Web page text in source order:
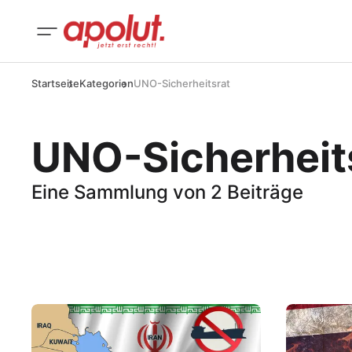
StartseiteKategorienUNO-Sicherheitsrat
UNO-
Eine Sammlung von 2 Beiträge